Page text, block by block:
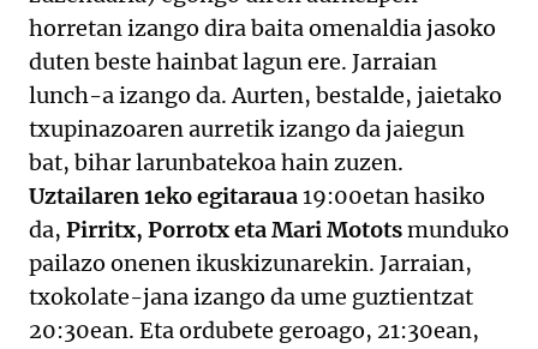
horretan izango dira baita omenaldia jasoko
duten beste hainbat lagun ere. Jarraian
lunch-a izango da. Aurten, bestalde, jaietako
txupinazoaren aurretik izango da jaiegun
bat, bihar larunbatekoa hain zuzen.
Uztailaren 1eko egitaraua19:00etan hasiko
da, Pirritx, Porrotx eta Mari Mototsmunduko
pailazo onenen ikuskizunarekin. Jarraian,
txokolate-jana izango da ume guztientzat
20:30ean. Eta ordubete geroago, 21:30ean,